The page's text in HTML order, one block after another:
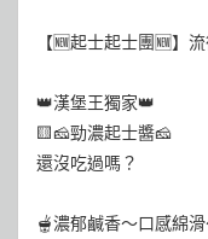
【🆕起士起士團🆕】
👑漢堡王獨家👑
🟨🧀勁濃起士醬🧀
還沒吃過嗎？
🫕濃郁鹹香～口感綿